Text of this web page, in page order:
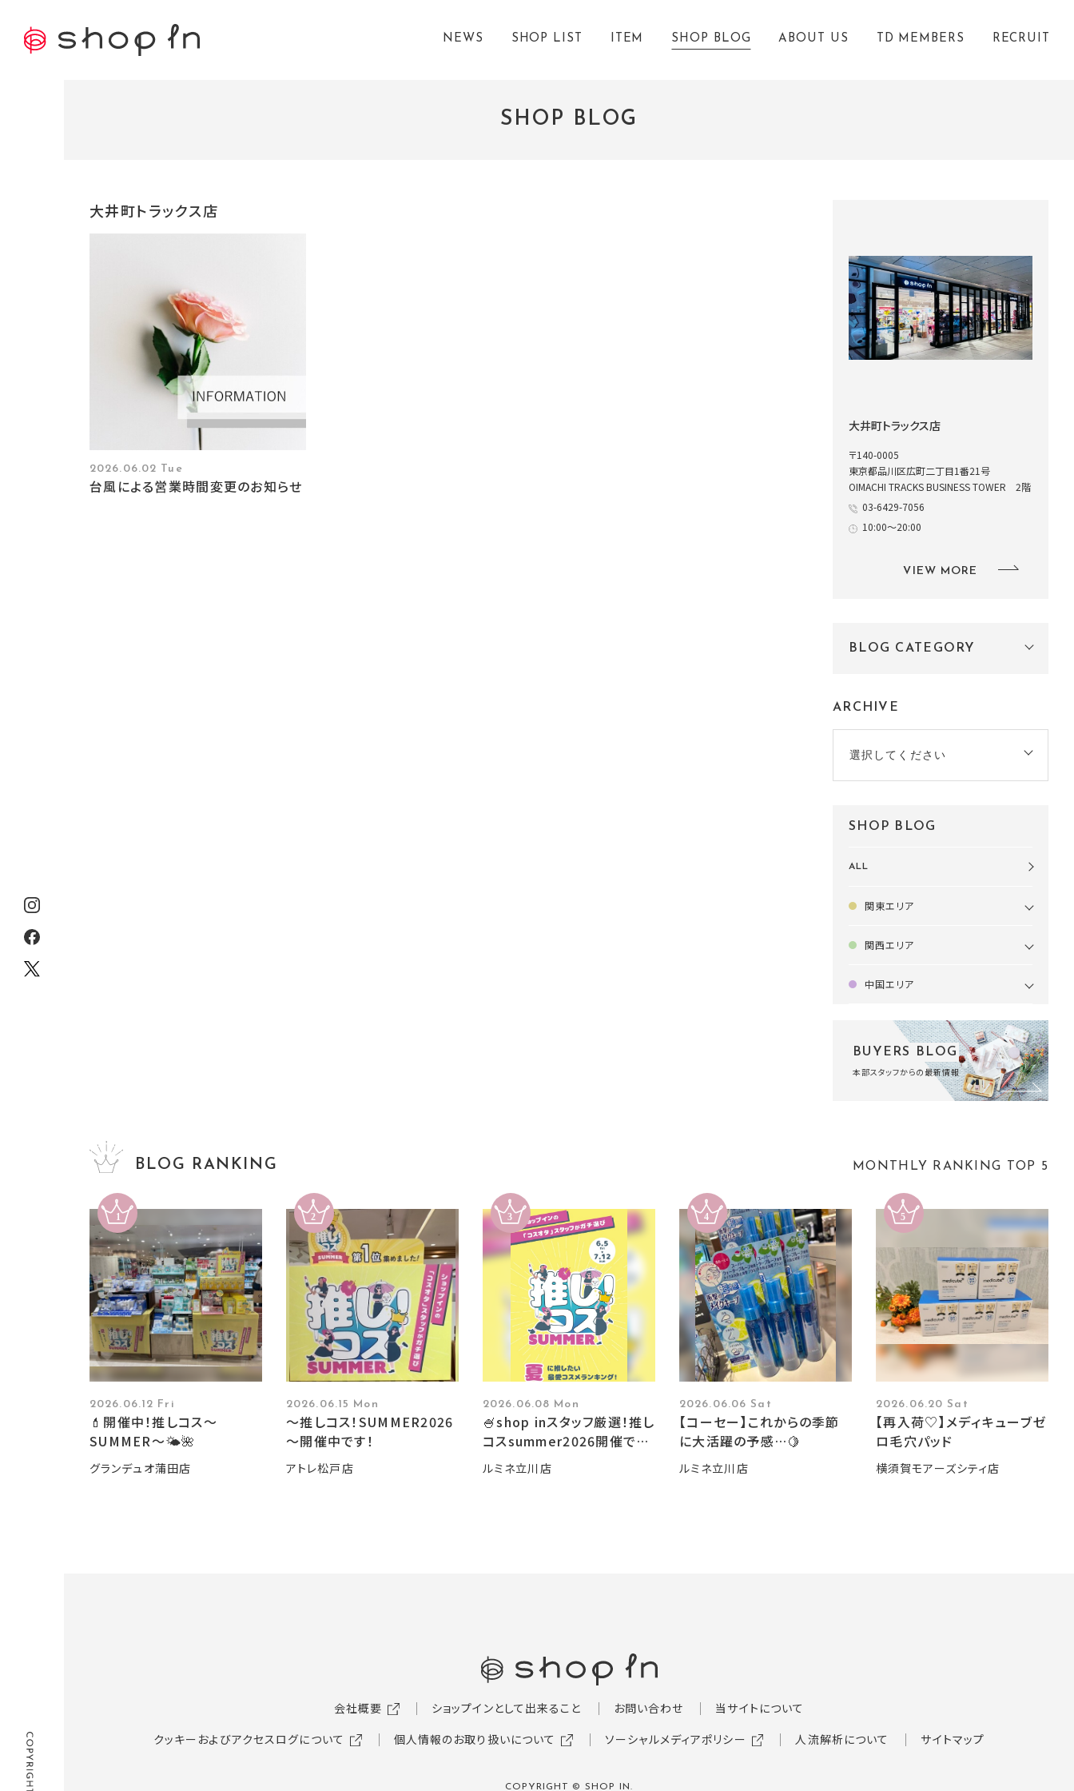
NEWS SHOP LIST ITEM SHOP BLOG ABOUT US TD MEMBERS RECRUIT
SHOP BLOG
大井町トラックス店
2026.06.02 Tue
台風による営業時間変更のお知らせ
大井町トラックス店
〒140-0005
東京都品川区広町二丁目1番21号
OIMACHI TRACKS BUSINESS TOWER 2階
03-6429-7056
10:00～20:00
VIEW MORE
BLOG CATEGORY
ARCHIVE
選択してください
SHOP BLOG
ALL
関東エリア
関西エリア
中国エリア
BUYERS BLOG
本部スタッフからの最新情報
BLOG RANKING MONTHLY RANKING TOP 5
2026.06.12 Fri
💄開催中！推しコス〜
SUMMER〜🌤️🌺
グランデュオ蒲田店
2026.06.15 Mon
～推しコス！SUMMER2026
～開催中です！
アトレ松戸店
2026.06.08 Mon
🍧shop inスタッフ厳選！推し
コスsummer2026開催です
🍧
ルミネ立川店
2026.06.06 Sat
【コーセー】これからの季節
に大活躍の予感…🍋
ルミネ立川店
2026.06.20 Sat
【再入荷♡】メディキューブゼ
ロ毛穴パッド
横須賀モアーズシティ店
会社概要 ショップインとして出来ること お問い合わせ
当サイトについて
クッキーおよびアクセスログについて
個人情報のお取り扱いについて ソーシャルメディアポリシー 人流解析について サイトマップ
COPYRIGHT © SHOP IN.